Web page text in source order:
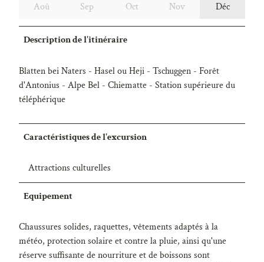
Aoû Sep Oct Nov Déc
Description de l'itinéraire
Blatten bei Naters - Hasel ou Heji - Tschuggen - Forêt
d'Antonius - Alpe Bel - Chiematte - Station supérieure du
téléphérique
Caractéristiques de l'excursion
Attractions culturelles
Equipement
Chaussures solides, raquettes, vêtements adaptés à la
météo, protection solaire et contre la pluie, ainsi qu'une
réserve suffisante de nourriture et de boissons sont